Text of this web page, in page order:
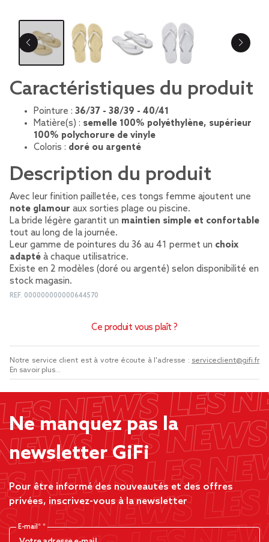
Caractéristiques du produit
Pointure : 36/37 - 38/39 - 40/41
Matière(s) : semelle 100% polyéthylène, supérieur
100% polychorure de vinyle
Coloris : doré ou argenté
Description du produit
Avec leur finition pailletée, ces tongs femme ajoutent une
note glamour aux sorties plage ou piscine.
La bride légère garantit un maintien simple et confortable
tout au long de la journée.
Leur gamme de pointures du 36 au 41 permet un choix
adapté à chaque utilisatrice.
Existe en 2 modèles (doré ou argenté) selon disponibilité en
stock magasin.
REF. 000000000000644570
Ce produit vous plaît ?
Notre service client est à votre écoute à l'adresse : serviceclient@gifi.fr
En savoir plus...
Ne manquez pas la
newsletter GiFi
Pour être informé des nouveautés et des offres
privées, inscrivez-vous à la newsletter
E-mail*